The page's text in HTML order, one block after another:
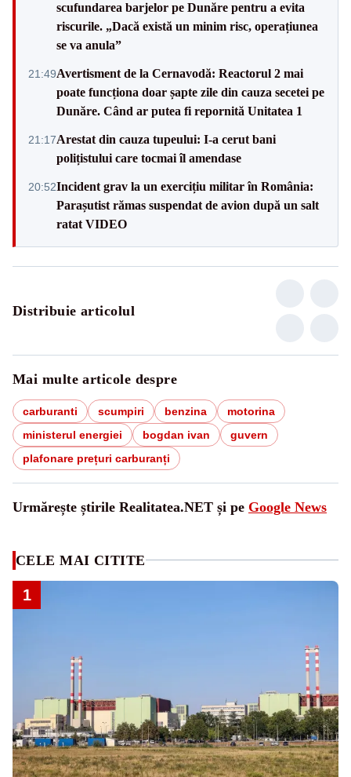
scufundarea barjelor pe Dunăre pentru a evita
riscurile. „Dacă există un minim risc, operațiunea
se va anula”
21:49Avertisment de la Cernavodă: Reactorul 2 mai
poate funcționa doar șapte zile din cauza secetei pe
Dunăre. Când ar putea fi repornită Unitatea 1
21:17Arestat din cauza tupeului: I-a cerut bani
polițistului care tocmai îl amendase
20:52Incident grav la un exercițiu militar în România:
Parașutist rămas suspendat de avion după un salt
ratat VIDEO
Distribuie articolul
Mai multe articole despre
carburanti scumpiri benzina
motorina
ministerul energiei
bogdan ivan
guvern
plafonare prețuri carburanți
Urmărește știrile Realitatea.NET și pe Google News
CELE MAI CITITE
1